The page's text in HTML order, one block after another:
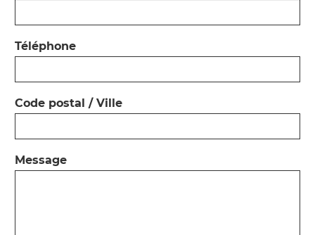
Téléphone
Code postal / Ville
Message